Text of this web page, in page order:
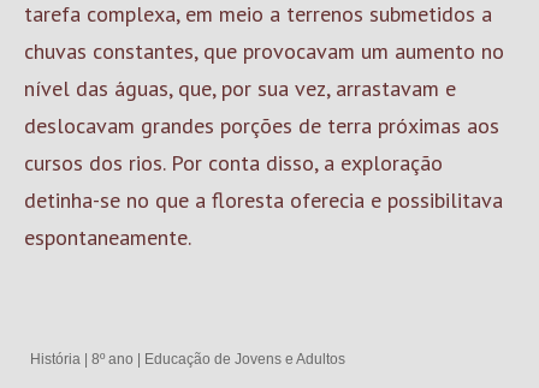
tarefa complexa, em meio a terrenos submetidos a
chuvas constantes, que provocavam um aumento no
nível das águas, que, por sua vez, arrastavam e
deslocavam grandes porções de terra próximas aos
cursos dos rios. Por conta disso, a exploração
detinha-se no que a floresta oferecia e possibilitava
espontaneamente.
História 8º ano Educação de Jovens e Adultos